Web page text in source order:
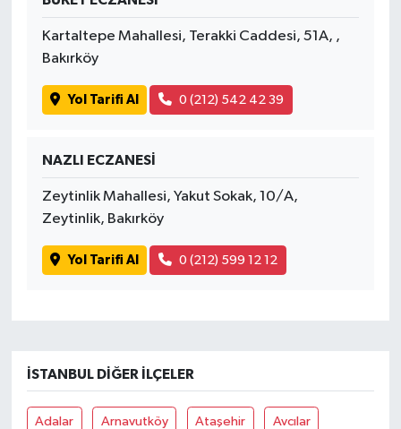
Kartaltepe Mahallesi, Terakki Caddesi, 51A, ,
Bakırköy
Yol Tarifi Al 0 (212) 542 42 39
NAZLI ECZANESİ
Zeytinlik Mahallesi, Yakut Sokak, 10/A,
Zeytinlik, Bakırköy
Yol Tarifi Al 0 (212) 599 12 12
İSTANBUL DIĞER İLÇELER
Adalar Arnavutköy Ataşehir Avcılar